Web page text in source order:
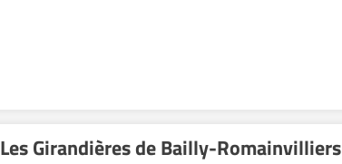
Les Girandières de Bailly-Romainvilliers